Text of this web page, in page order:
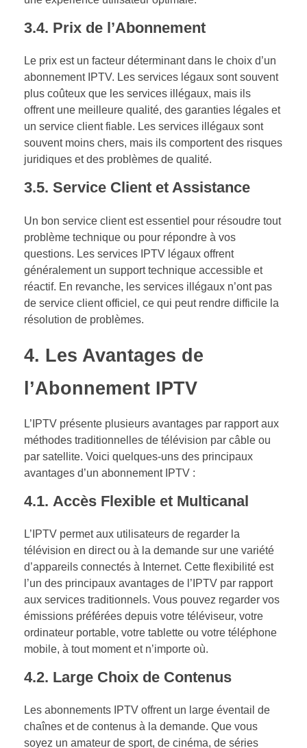
3.4. Prix de l’Abonnement
Le prix est un facteur déterminant dans le choix d’un
abonnement IPTV. Les services légaux sont souvent
plus coûteux que les services illégaux, mais ils
offrent une meilleure qualité, des garanties légales et
un service client fiable. Les services illégaux sont
souvent moins chers, mais ils comportent des risques
juridiques et des problèmes de qualité.
3.5. Service Client et Assistance
Un bon service client est essentiel pour résoudre tout
problème technique ou pour répondre à vos
questions. Les services IPTV légaux offrent
généralement un support technique accessible et
réactif. En revanche, les services illégaux n’ont pas
de service client officiel, ce qui peut rendre difficile la
résolution de problèmes.
4. Les Avantages de
l’Abonnement IPTV
L’IPTV présente plusieurs avantages par rapport aux
méthodes traditionnelles de télévision par câble ou
par satellite. Voici quelques-uns des principaux
avantages d’un abonnement IPTV :
4.1. Accès Flexible et Multicanal
L’IPTV permet aux utilisateurs de regarder la
télévision en direct ou à la demande sur une variété
d’appareils connectés à Internet. Cette flexibilité est
l’un des principaux avantages de l’IPTV par rapport
aux services traditionnels. Vous pouvez regarder vos
émissions préférées depuis votre téléviseur, votre
ordinateur portable, votre tablette ou votre téléphone
mobile, à tout moment et n’importe où.
4.2. Large Choix de Contenus
Les abonnements IPTV offrent un large éventail de
chaînes et de contenus à la demande. Que vous
soyez un amateur de sport, de cinéma, de séries